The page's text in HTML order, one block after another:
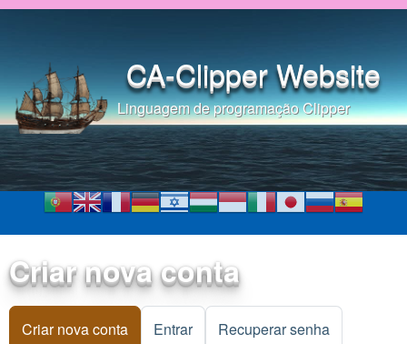
Pular para o conteúdo
CA-Clipper Website
Linguagem de programação Clipper
Criar nova conta
Criar nova conta (aba ativa)
Entrar Recuperar senha